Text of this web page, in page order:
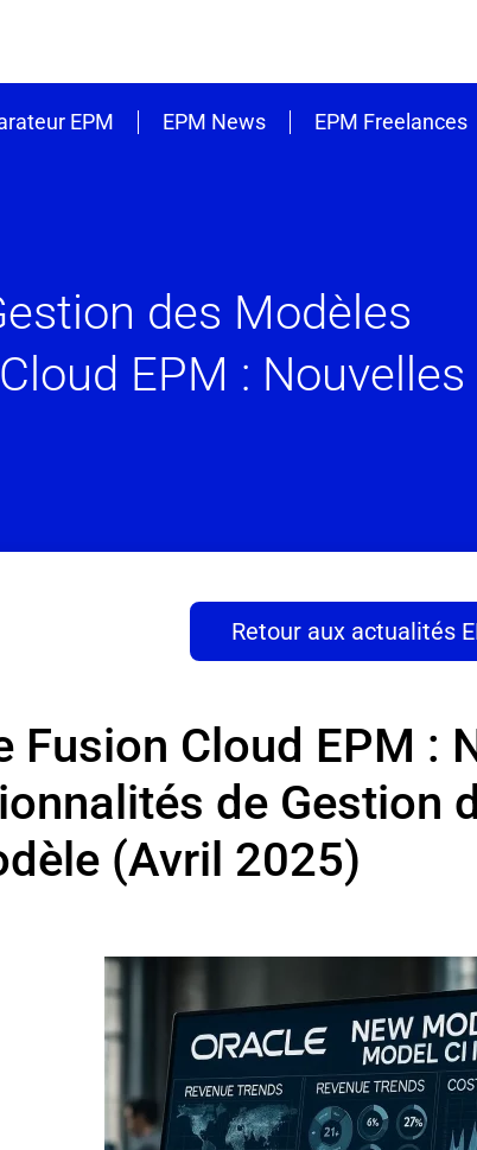
EPM EPM News EPM Freelances
des Modèles
EPM : Nouvelles
Retour aux actualités
Fusion Cloud EPM :
de Gestion
(Avril 2025)